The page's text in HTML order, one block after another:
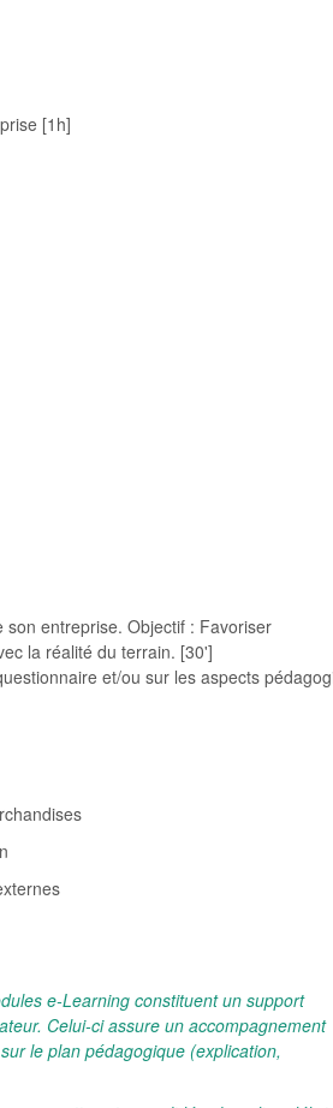
[1h]
entreprise. Objectif : Favoriser
la réalité du terrain. [30']
et/ou sur les aspects
e‑Learning constituent un support
Celui‑ci assure un accompagnement
le plan pédagogique (explication,